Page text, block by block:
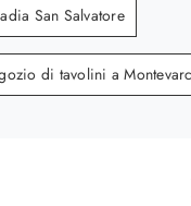
San Salvatore
di tavolini a